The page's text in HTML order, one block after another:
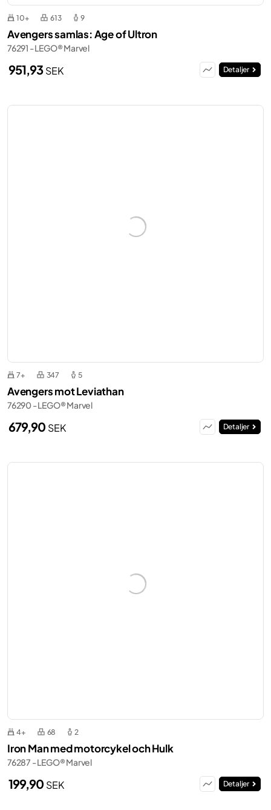
10+ 613 9
Avengers samlas: Age of Ultron
76291 - LEGO® Marvel
951,93SEK Detaljer
7+ 347 5
Avengers mot Leviathan
76290 - LEGO® Marvel
679,90 SEK Detaljer
4+ 68 2
Iron Man med motorcykel och Hulk
76287 - LEGO® Marvel
199,90 SEK Detaljer